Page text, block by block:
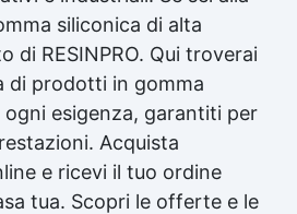
siliconica di alta
di RESINPRO. Qui troverai
di prodotti in gomma
esigenza, garantiti per
Acquista
e ricevi il tuo ordine
tua. Scopri le offerte e le